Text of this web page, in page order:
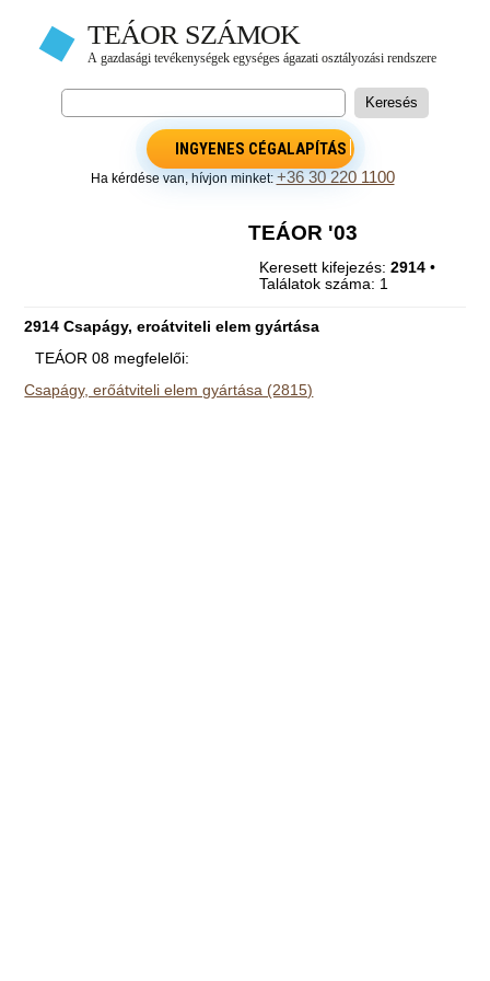
INGYENES CÉGALAPÍTÁS
Ha kérdése van, hívjon minket:+36 30 220 1100
TEÁOR '03
Keresett kifejezés:2914 •
Találatok száma: 1
2914 Csapágy, eroátviteli elem gyártása
TEÁOR 08 megfelelői:
Csapágy, erőátviteli elem gyártása (2815)